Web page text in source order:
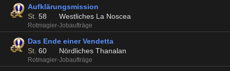
Aufklärungsmission
St. 58 Westliches La Noscea
Rotmagier-Jobaufträge
Das Ende einer Vendetta
St. 60 Nördliches Thanalan
Rotmagier-Jobaufträge